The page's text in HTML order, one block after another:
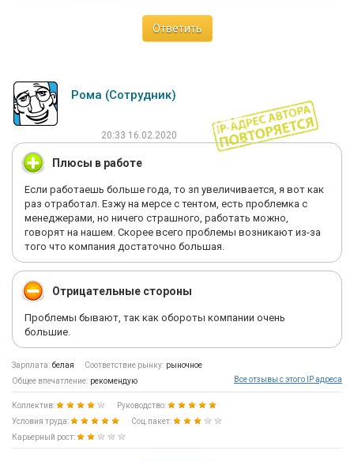
Ответить
Рома (Сотрудник)
20:33 16.02.2020
Плюсы в работе
Если работаешь больше года, то зп увеличивается, я вот как
раз отработал. Езжу на мерсе с тентом, есть проблемка с
менеджерами, но ничего страшного, работать можно,
говорят на нашем. Скорее всего проблемы возникают из-за
того что компания достаточно большая.
Отрицательные стороны
Проблемы бывают, так как обороты компании очень
большие.
Зарплата: белая Соответствие рынку: рыночное
Общее впечатление: рекомендую Все отзывы с этого IP адреса
Коллектив:
Руководство:
Условия труда:
Соц.пакет:
Карьерный рост: